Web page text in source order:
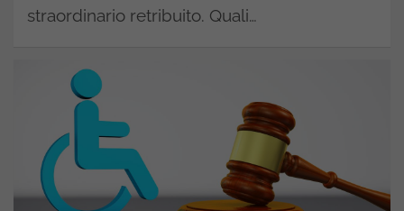
straordinario retribuito. Quali…